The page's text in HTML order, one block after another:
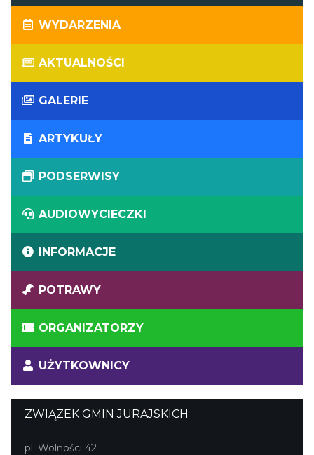
WYDARZENIA
AKTUALNOŚCI
GALERIE
ARTYKUŁY
PODSERWISY
AUDIOWYCIECZKI
INFORMACJE
POTRAWY
ORGANIZATORZY
UŻYTKOWNICY
ZWIĄZEK GMIN JURAJSKICH
pl. Wolności 42